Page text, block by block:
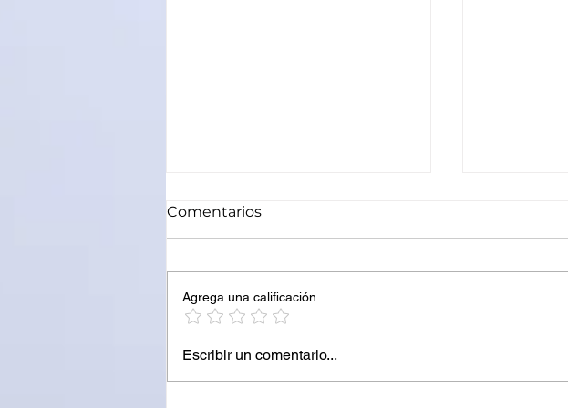
EL PARQUE NACIONAL
Comentarios
Agrega una calificación
Escribir un comentario...